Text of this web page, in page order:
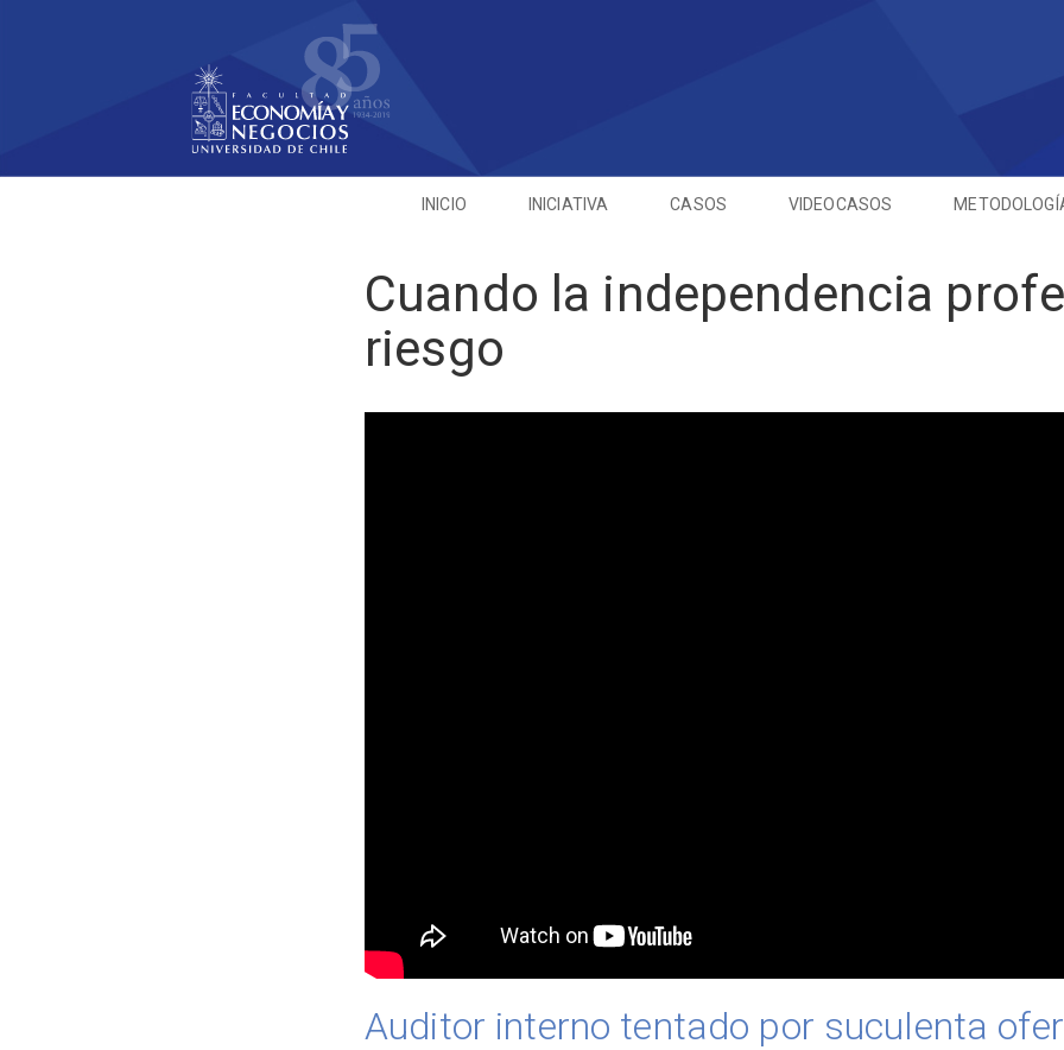
INICIO INICIATIVA CASOS VIDEOCASOS
Cuando la independencia
riesgo
Auditor interno tentado por suculenta